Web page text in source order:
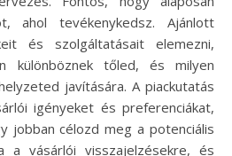
ahol tevékenykedsz. Ajánlott
és szolgáltatásait elemezni,
különböznek tőled, és milyen
javítására. A piackutatás
igényeket és preferenciákat,
jobban célozd meg a potenciális
a vásárlói visszajelzésekre, és